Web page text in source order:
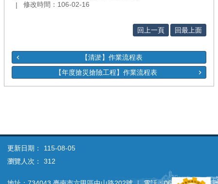
修改時間：106-02-16
回上一頁 回最上面
【清淤】作業流程表
【年度搶災搶險工程】作業流程表
更新日期：
115-08-05
瀏覽人次：
312